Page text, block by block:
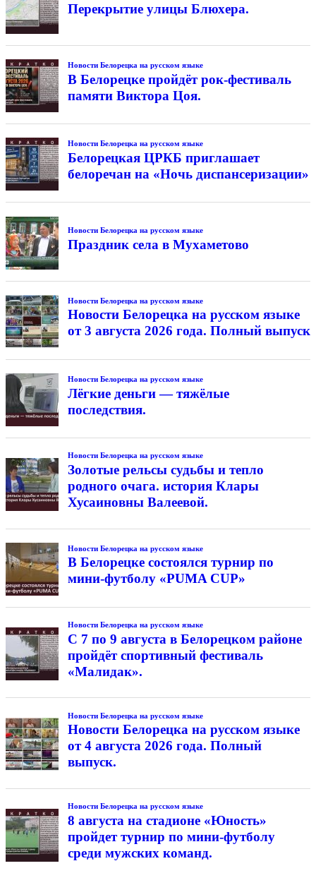
Перекрытие улицы Блюхера.
Новости Белорецка на русском языке
В Белорецке пройдёт рок-фестиваль
памяти Виктора Цоя.
Новости Белорецка на русском языке
Белорецкая ЦРКБ приглашает
белоречан на «Ночь диспансеризации»
Новости Белорецка на русском языке
Праздник села в Мухаметово
Новости Белорецка на русском языке
Новости Белорецка на русском языке
от 3 августа 2026 года. Полный выпуск
Новости Белорецка на русском языке
Лёгкие деньги — тяжёлые
последствия.
Новости Белорецка на русском языке
Золотые рельсы судьбы и тепло
родного очага. история Клары
Хусаиновны Валеевой.
Новости Белорецка на русском языке
В Белорецке состоялся турнир по
мини-футболу «PUMA CUP»
Новости Белорецка на русском языке
С 7 по 9 августа в Белорецком районе
пройдёт спортивный фестиваль
«Малидак».
Новости Белорецка на русском языке
Новости Белорецка на русском языке
от 4 августа 2026 года. Полный
выпуск.
Новости Белорецка на русском языке
8 августа на стадионе «Юность»
пройдет турнир по мини-футболу
среди мужских команд.